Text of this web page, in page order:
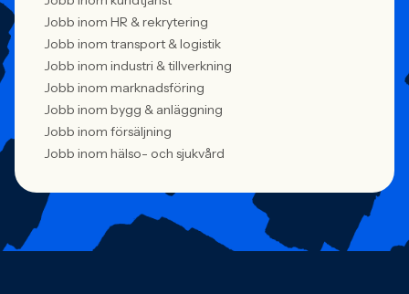
Jobb inom HR & rekrytering
Jobb inom transport & logistik
Jobb inom industri & tillverkning
Jobb inom marknadsföring
Jobb inom bygg & anläggning
Jobb inom försäljning
Jobb inom hälso- och sjukvård